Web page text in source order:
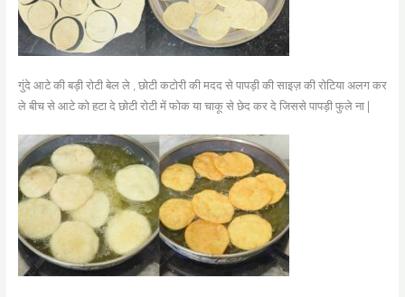
गुंदे आटे की बड़ी रोटी बेल ले , छोटी कटोरी की मदद से पापड़ी की साइज़ की रोटिया अलग कर
ले बीच से आटे को हटा दे छोटी रोटी में फोक या चाकू से छेद कर दे जिससे पापड़ी फुले ना |